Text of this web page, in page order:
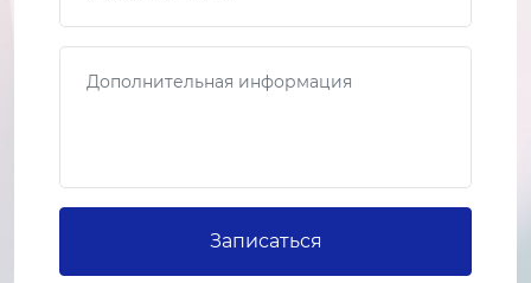
Не работает динамик
30-60 минут
1-2 часа
Сообщение
Записаться